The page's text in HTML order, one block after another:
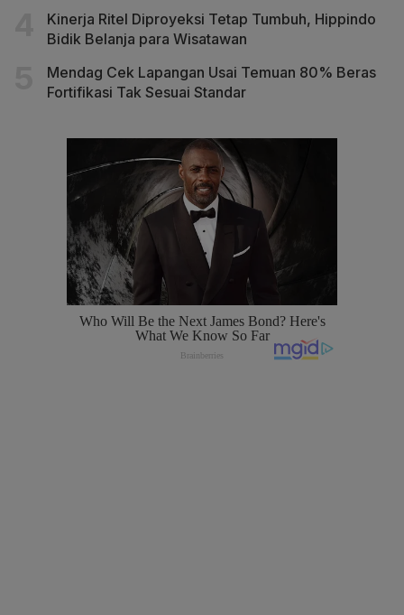
Kinerja Ritel Diproyeksi Tetap Tumbuh, Hippindo
Bidik Belanja para Wisatawan
Mendag Cek Lapangan Usai Temuan 80% Beras
Fortifikasi Tak Sesuai Standar